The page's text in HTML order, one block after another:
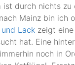
ist durch nichts
Mainz bin ich
Lack zeigt
hat. Eine
noch in